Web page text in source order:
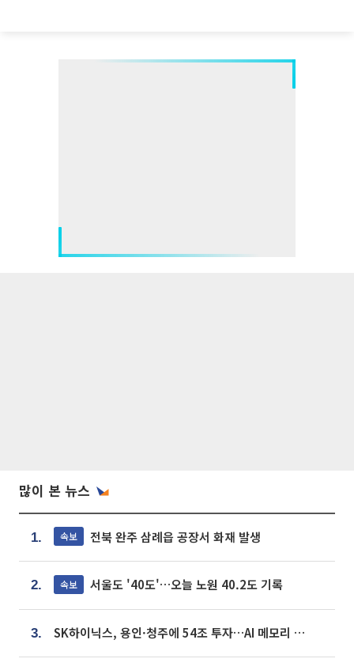
많이 본 뉴스
1. 속보 전북 완주 삼례읍 공장서 화재 발생
2. 속보 서울도 '40도'…오늘 노원 40.2도 기록
3. SK하이닉스, 용인·청주에 54조 투자…AI 메모리 생산기지 키운다